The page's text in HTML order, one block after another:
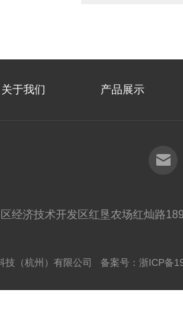
关于我们 产品展示
经济技术开发区红垦农场红灿路
技（杭州）有限公司 备案号： 浙ICP备